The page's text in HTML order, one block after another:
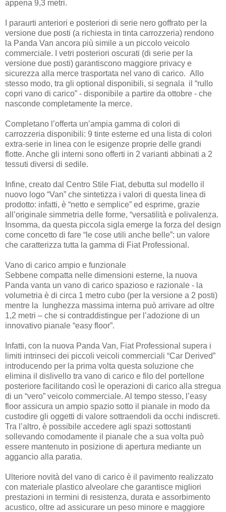
appena 9,3 metri.
I paraurti anteriori e posteriori di serie nero goffrato per la
versione due posti (a richiesta in tinta carrozzeria) rendono
la Panda Van ancora più simile a un piccolo veicolo
commerciale. I vetri posteriori oscurati (di serie per la
versione due posti) garantiscono maggiore privacy e
sicurezza alla merce trasportata nel vano di carico. Allo
stesso modo, tra gli optional disponibili, si segnala il “rullo
copri vano di carico” - disponibile a partire da ottobre - che
nasconde completamente la merce.
Completano l’offerta un’ampia gamma di colori di
carrozzeria disponibili: 9 tinte esterne ed una lista di colori
extra-serie in linea con le esigenze proprie delle grandi
flotte. Anche gli interni sono offerti in 2 varianti abbinati a 2
tessuti diversi di sedile.
Infine, creato dal Centro Stile Fiat, debutta sul modello il
nuovo logo “Van” che sintetizza i valori di questa linea di
prodotto: infatti, è “netto e semplice” ed esprime, grazie
all’originale simmetria delle forme, “versatilità e polivalenza.
Insomma, da questa piccola sigla emerge la forza del design
come concetto di fare “le cose utili anche belle”: un valore
che caratterizza tutta la gamma di Fiat Professional.
Vano di carico ampio e funzionale
Sebbene compatta nelle dimensioni esterne, la nuova
Panda vanta un vano di carico spazioso e razionale - la
volumetria è di circa 1 metro cubo (per la versione a 2 posti)
mentre la lunghezza massima interna può arrivare ad oltre
1,2 metri – che si contraddistingue per l’adozione di un
innovativo pianale “easy floor”.
Infatti, con la nuova Panda Van, Fiat Professional supera i
limiti intrinseci dei piccoli veicoli commerciali “Car Derived”
introducendo per la prima volta questa soluzione che
elimina il dislivello tra vano di carico e filo del portellone
posteriore facilitando così le operazioni di carico alla stregua
di un “vero” veicolo commerciale. Al tempo stesso, l’easy
floor assicura un ampio spazio sotto il pianale in modo da
custodire gli oggetti di valore sottraendoli da occhi indiscreti.
Tra l’altro, è possibile accedere agli spazi sottostanti
sollevando comodamente il pianale che a sua volta può
essere mantenuto in posizione di apertura mediante un
aggancio alla paratia.
Ulteriore novità del vano di carico è il pavimento realizzato
con materiale plastico alveolare che garantisce migliori
prestazioni in termini di resistenza, durata e assorbimento
acustico, oltre ad assicurare un peso minore e maggiore